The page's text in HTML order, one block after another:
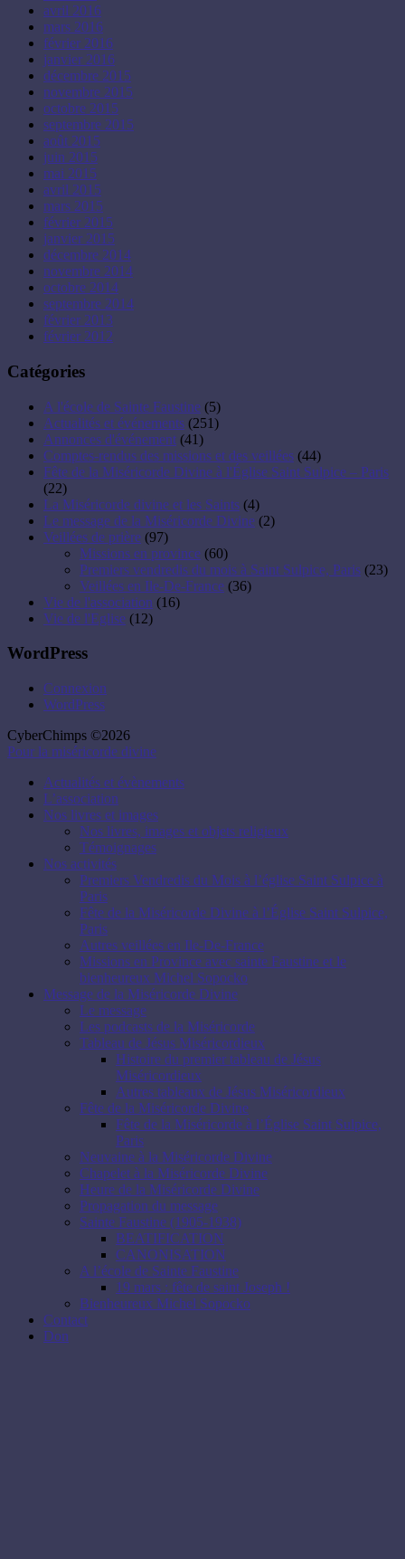
avril 2016
mars 2016
février 2016
janvier 2016
décembre 2015
novembre 2015
octobre 2015
septembre 2015
août 2015
juin 2015
mai 2015
avril 2015
mars 2015
février 2015
janvier 2015
décembre 2014
novembre 2014
octobre 2014
septembre 2014
février 2013
février 2012
Catégories
A l'école de Sainte Faustine (5)
Actualités et événements (251)
Annonces d'événement (41)
Comptes-rendus des missions et des veillées (44)
Fête de la Miséricorde Divine à l'Église Saint Sulpice – Paris
(22)
La Miséricorde divine et les Saints (4)
Le message de la Miséricorde Divine (2)
Veillées de prière (97)
Missions en province (60)
Premiers vendredis du mois à Saint Sulpice, Paris (23)
Veillées en Ile-De-France (36)
Vie de l'association (16)
Vie de l'Eglise (12)
WordPress
Connexion
WordPress
CyberChimps ©2026
Pour la miséricorde divine
Actualités et évènements
L’association
Nos livres et images
Nos livres, images et objets religieux
Témoignages
Nos activités
Premiers Vendredis du Mois à l’église Saint Sulpice à
Paris
Fête de la Miséricorde Divine à l’Église Saint Sulpice,
Paris
Autres veillées en Ile-De-France
Missions en Province avec sainte Faustine et le
bienheureux Michel Sopocko
Message de la Miséricorde Divine
Le message
Les podcasts de la Miséricorde
Tableau de Jésus Miséricordieux
Histoire du premier tableau de Jésus
Miséricordieux
Autres tableaux de Jésus Miséricordieux
Fête de la Miséricorde Divine
Fête de la Miséricorde à l’Église Saint Sulpice,
Paris
Neuvaine à la Miséricorde Divine
Chapelet à la Miséricorde Divine
Heure de la Miséricorde Divine
Propagation du message
Sainte Faustine (1905-1938)
BEATIFICATION
CANONISATION
A l’école de Sainte Faustine
19 mars : fête de saint Joseph !
Bienheureux Michel Sopocko
Contact
Don